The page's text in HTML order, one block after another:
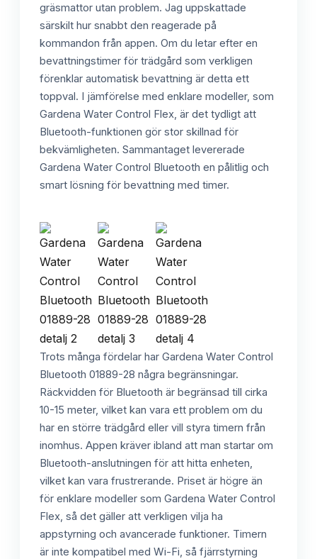
gräsmattor utan problem. Jag uppskattade
särskilt hur snabbt den reagerade på
kommandon från appen. Om du letar efter en
bevattningstimer för trädgård som verkligen
förenklar automatisk bevattning är detta ett
toppval. I jämförelse med enklare modeller, som
Gardena Water Control Flex, är det tydligt att
Bluetooth-funktionen gör stor skillnad för
bekvämligheten. Sammantaget levererade
Gardena Water Control Bluetooth en pålitlig och
smart lösning för bevattning med timer.
Trots många fördelar har Gardena Water Control
Bluetooth 01889-28 några begränsningar.
Räckvidden för Bluetooth är begränsad till cirka
10-15 meter, vilket kan vara ett problem om du
har en större trädgård eller vill styra timern från
inomhus. Appen kräver ibland att man startar om
Bluetooth-anslutningen för att hitta enheten,
vilket kan vara frustrerande. Priset är högre än
för enklare modeller som Gardena Water Control
Flex, så det gäller att verkligen vilja ha
appstyrning och avancerade funktioner. Timern
är inte kompatibel med Wi-Fi, så fjärrstyrning